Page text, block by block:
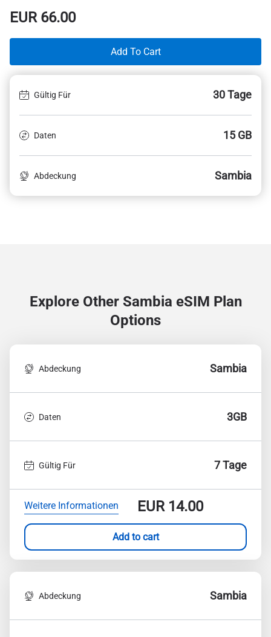
EUR66.00
Add To Cart
Gültig Für 30 Tage
Daten 15 GB
Abdeckung Sambia
Explore Other Sambia eSIM Plan
Options
Abdeckung Sambia
Daten 3GB
Gültig Für 7 Tage
Weitere Informationen EUR14.00
Add to cart
Abdeckung Sambia